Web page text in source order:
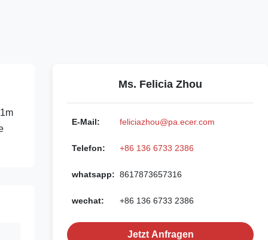
Ms. Felicia Zhou
E-Mail: feliciazhou@pa.ecer.com
Telefon: +86 136 6733 2386
whatsapp: 8617873657316
wechat: +86 136 6733 2386
Jetzt Anfragen